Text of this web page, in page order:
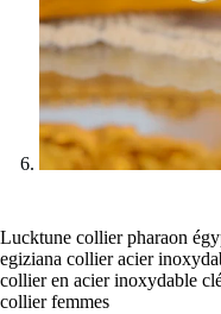
Lucktune collier pharaon
egiziana collier acier
collier en acier inoxydable
collier femmes